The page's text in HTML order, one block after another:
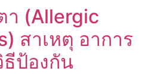
(Allergic
สาเหตุ อาการ
ป้องกัน